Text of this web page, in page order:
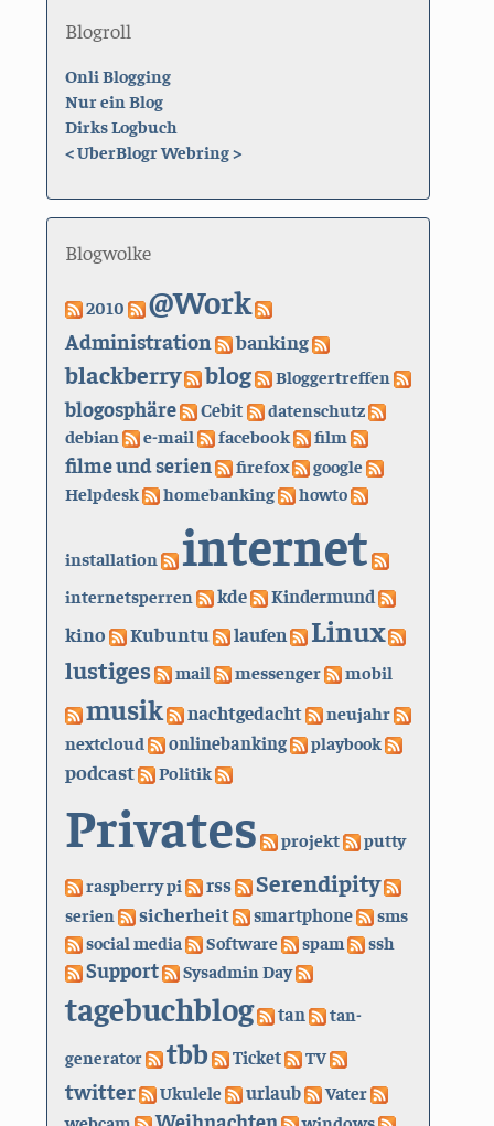
Blogroll
Onli Blogging
Nur ein Blog
Dirks Logbuch
<UberBlogr Webring>
Blogwolke
2010 @Work
Administration banking
blackberry blog Bloggertreffen
blogosphäre Cebit datenschutz
debian e-mail facebook film
filme und serien firefox
google
Helpdesk
homebanking howto
installation internet
internetsperren kde Kindermund
kino Kubuntu laufen Linux
lustiges mail messenger mobil
musik nachtgedacht neujahr
nextcloud onlinebanking playbook
podcast Politik
Privates projekt putty
raspberry pi rss Serendipity
serien sicherheit smartphone
sms
social media
Software spam ssh
Support Sysadmin Day
tagebuchblog tan
tan-
generator
tbb Ticket TV
twitter Ukulele urlaub
Vater
webcam
Weihnachten windows